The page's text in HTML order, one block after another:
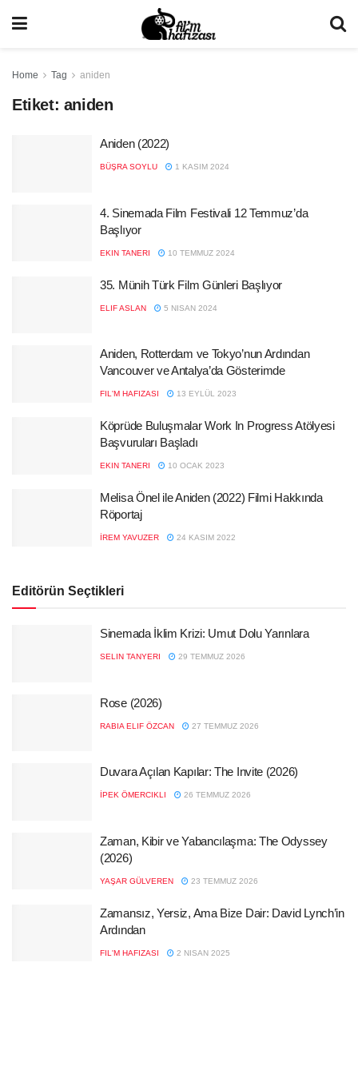
Home Tag aniden
Etiket: aniden
Aniden (2022)
BÜŞRA SOYLU 1 KASIM 2024
4. Sinemada Film Festivali 12 Temmuz’da
Başlıyor
EKIN TANERI 10 TEMMUZ 2024
35. Münih Türk Film Günleri Başlıyor
ELIF ASLAN 5 NISAN 2024
Aniden, Rotterdam ve Tokyo’nun Ardından
Vancouver ve Antalya’da Gösterimde
FIL'M HAFIZASI 13 EYLÜL 2023
Köprüde Buluşmalar Work In Progress Atölyesi
Başvuruları Başladı
EKIN TANERI 10 OCAK 2023
Melisa Önel ile Aniden (2022) Filmi Hakkında
Röportaj
İREM YAVUZER 24 KASIM 2022
Editörün Seçtikleri
Sinemada İklim Krizi: Umut Dolu Yarınlara
SELIN TANYERI 29 TEMMUZ 2026
Rose (2026)
RABIA ELIF ÖZCAN 27 TEMMUZ 2026
Duvara Açılan Kapılar: The Invite (2026)
İPEK ÖMERCIKLI 26 TEMMUZ 2026
Zaman, Kibir ve Yabancılaşma: The Odyssey
(2026)
YAŞAR GÜLVEREN 23 TEMMUZ 2026
Zamansız, Yersiz, Ama Bize Dair: David Lynch’in
Ardından
FIL'M HAFIZASI 2 NISAN 2025